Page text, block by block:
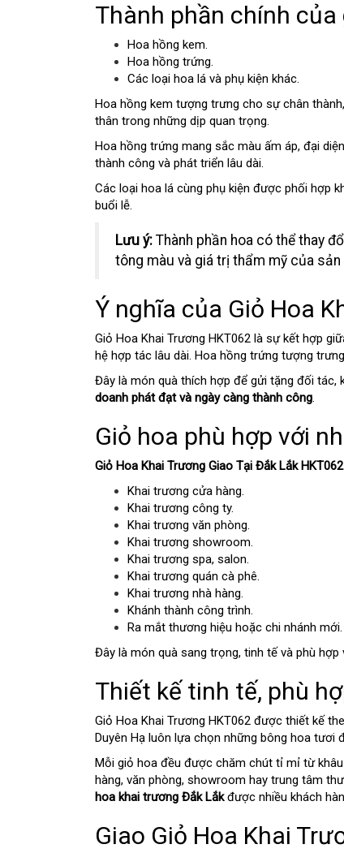
Thành phần chính của
Hoa hồng kem.
Hoa hồng trứng.
Các loại hoa lá và phụ kiện khác.
Hoa hồng kem tượng trưng cho sự chân
thân trong những dịp quan trọng.
Hoa hồng trứng mang sắc màu ấm áp, đại
thành công và phát triển lâu dài.
Các loại hoa lá cùng phụ kiện được phối hợp
buổi lễ.
Lưu ý: Thành phần hoa có thể thay
tông màu và giá trị thẩm mỹ của sản
Ý nghĩa của Giỏ Hoa
Giỏ Hoa Khai Trương HKT062 là sự kết hợp
hệ hợp tác lâu dài. Hoa hồng trứng tượng
Đây là món quà thích hợp để gửi tặng đối tác,
doanh phát đạt và ngày càng thành công.
Giỏ hoa phù hợp với
Giỏ Hoa Khai Trương Giao Tại Đắk Lắk HKT062
Khai trương cửa hàng.
Khai trương công ty.
Khai trương văn phòng.
Khai trương showroom.
Khai trương spa, salon.
Khai trương quán cà phê.
Khai trương nhà hàng.
Khánh thành công trình.
Ra mắt thương hiệu hoặc chi nhánh mới.
Đây là món quà sang trọng, tinh tế và phù
Thiết kế tinh tế, phù
Giỏ Hoa Khai Trương HKT062 được thiết kế
Duyên Hạ luôn lựa chọn những bông hoa tươi
Mỗi giỏ hoa đều được chăm chút tỉ mỉ từ
hàng, văn phòng, showroom hay trung tâm
hoa khai trương Đắk Lắkđược nhiều khách
Giao Giỏ Hoa Khai